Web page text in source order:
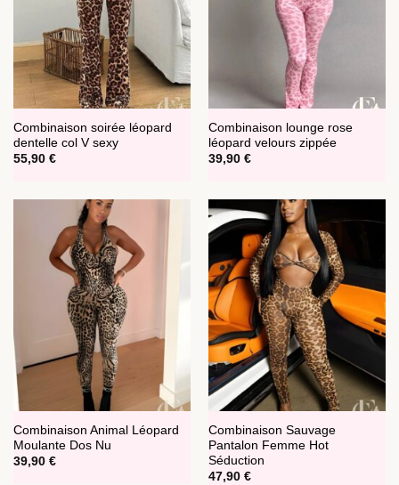
Combinaison soirée léopard
dentelle col V sexy
55,90 €
Combinaison lounge rose
léopard velours zippée
39,90 €
Combinaison Animal Léopard
Moulante Dos Nu
39,90 €
Combinaison Sauvage
Pantalon Femme Hot
Séduction
47,90 €